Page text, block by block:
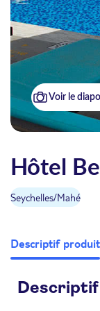
Voir le
Hôtel
Seychelles/Mahé
Descriptif produit